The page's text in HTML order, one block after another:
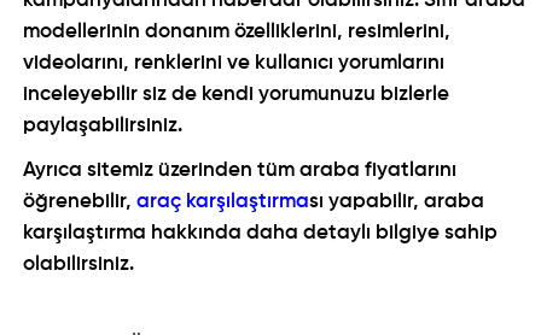
modellerinin donanım özelliklerini, resimlerini,
videolarını, renklerini ve kullanıcı yorumlarını
inceleyebilir siz de kendi yorumunuzu bizlerle
paylaşabilirsiniz.
Ayrıca sitemiz üzerinden tüm araba fiyatlarını
öğrenebilir,araç karşılaştırması yapabilir, araba
karşılaştırma hakkında daha detaylı bilgiye sahip
olabilirsiniz.